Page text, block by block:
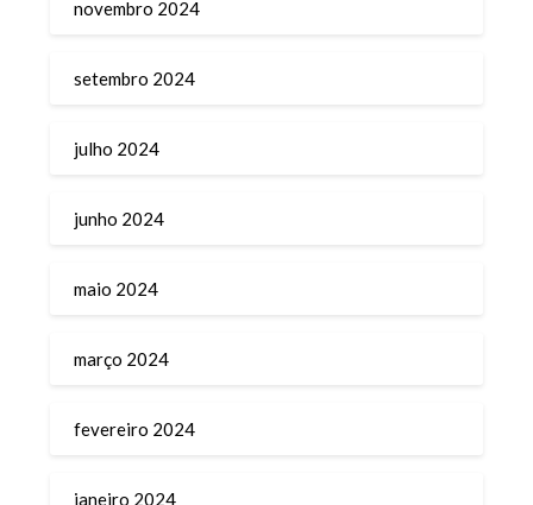
novembro 2024
setembro 2024
julho 2024
junho 2024
maio 2024
março 2024
fevereiro 2024
janeiro 2024